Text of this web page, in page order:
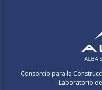
Consorcio para la
Laboratorio de